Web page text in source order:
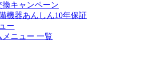
換キャンペーン
機器あんしん10年保証
ー
メニュー 一覧